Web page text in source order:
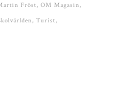
Fröst OM Magasin
Turist